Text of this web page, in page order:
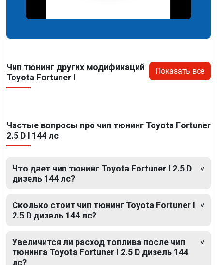
Чип тюнинг других модификаций
Toyota Fortuner I
Показать все
Частые вопросы про чип тюнинг Toyota Fortuner
2.5 D I 144 лс
Что дает чип тюнинг Toyota Fortuner I 2.5 D
дизель 144 лс?
Сколько стоит чип тюнинг Toyota Fortuner I
2.5 D дизель 144 лс?
Увеличится ли расход топлива после чип
тюнинга Toyota Fortuner I 2.5 D дизель 144
лс?